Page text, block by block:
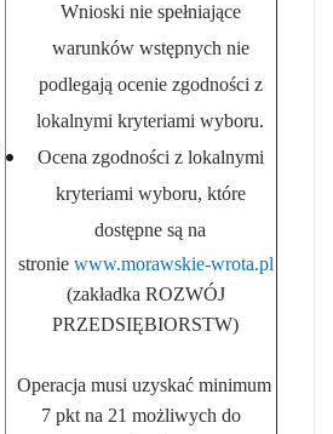
Wnioski nie spełniające
warunków wstępnych nie
podlegają ocenie zgodności z
lokalnymi kryteriami wyboru.
Ocena zgodności z lokalnymi
kryteriami wyboru, które
dostępne są na
stronie www.morawskie-wrota.pl
(zakładka ROZWÓJ
PRZEDSIĘBIORSTW)
Operacja musi uzyskać minimum
7 pkt na 21 możliwych do